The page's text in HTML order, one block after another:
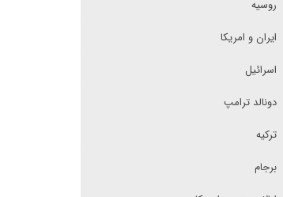
روسیه
ایران و امریکا
اسرائیل
دونالد ترامپ
ترکیه
برجام